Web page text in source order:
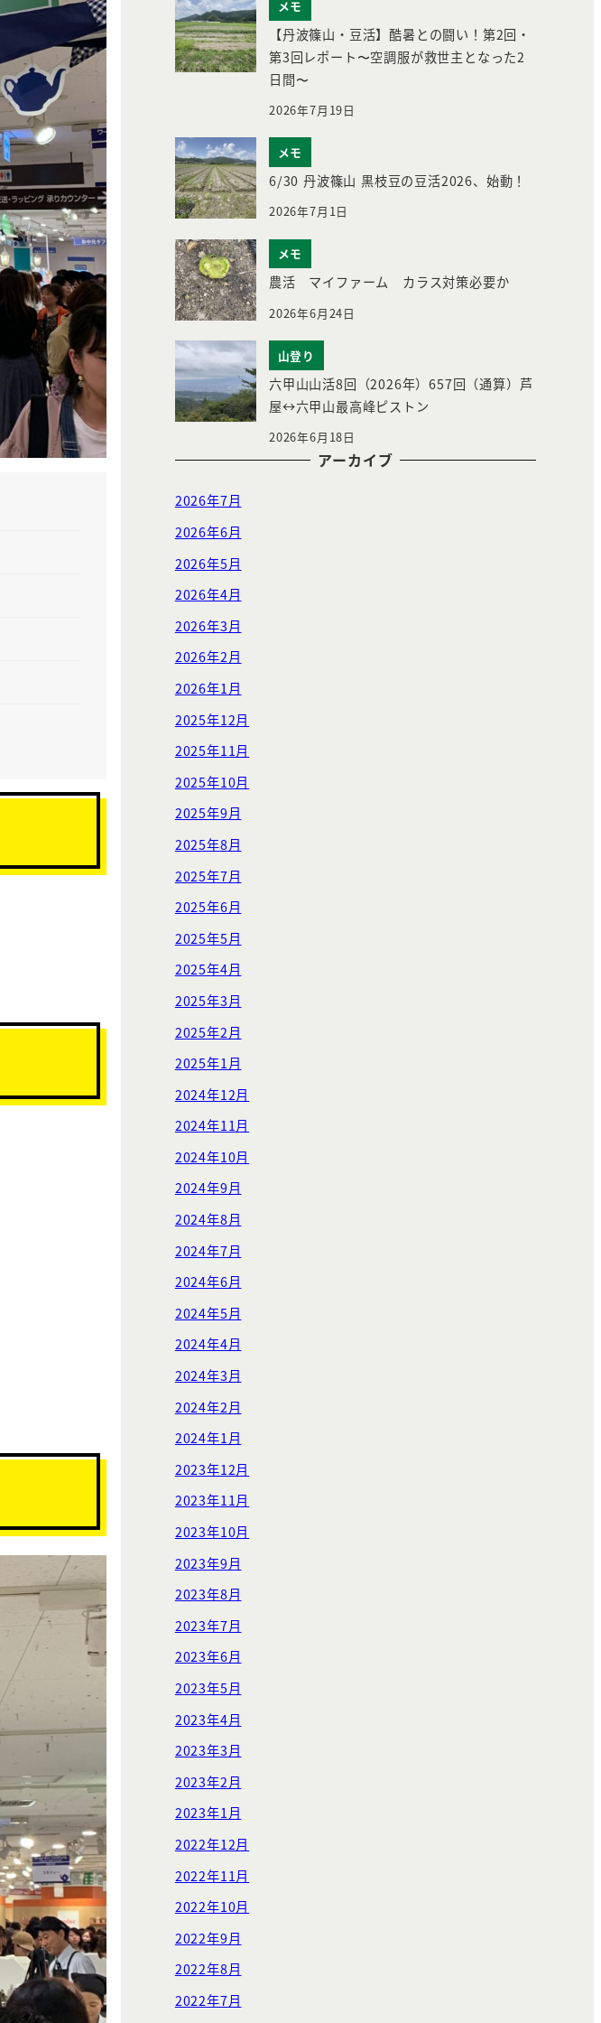
メモ
【丹波篠山・豆活】酷暑との闘い！第2回・
第3回レポート〜空調服が救世主となった2
日間〜
2026年7月19日
メモ
6/30 丹波篠山 黒枝豆の豆活2026、始動！
2026年7月1日
メモ
農活 マイファーム カラス対策必要か
2026年6月24日
山登り
六甲山山活8回（2026年）657回（通算）芦
屋↔︎六甲山最高峰ピストン
2026年6月18日
アーカイブ
2026年7月
2026年6月
2026年5月
2026年4月
2026年3月
2026年2月
2026年1月
2025年12月
2025年11月
2025年10月
2025年9月
2025年8月
2025年7月
2025年6月
2025年5月
2025年4月
2025年3月
2025年2月
2025年1月
2024年12月
2024年11月
2024年10月
2024年9月
2024年8月
2024年7月
2024年6月
2024年5月
2024年4月
2024年3月
2024年2月
2024年1月
2023年12月
2023年11月
2023年10月
2023年9月
2023年8月
2023年7月
2023年6月
2023年5月
2023年4月
2023年3月
2023年2月
2023年1月
2022年12月
2022年11月
2022年10月
2022年9月
2022年8月
2022年7月